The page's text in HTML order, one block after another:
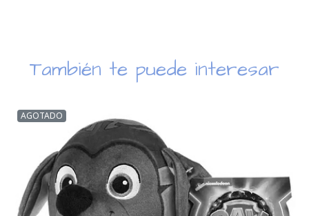
También te puede interesar
AGOTADO